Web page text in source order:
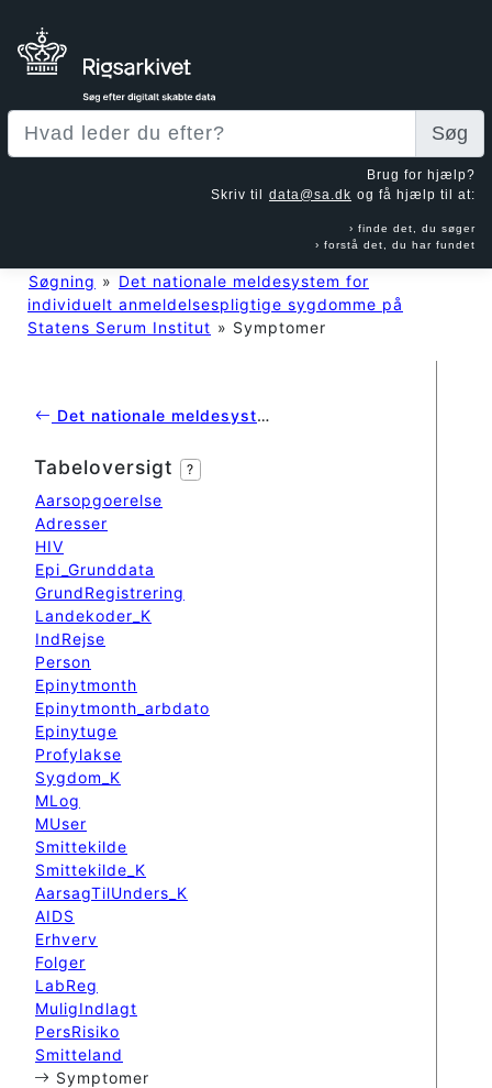
Søg
Brug for hjælp?
Skriv til data@sa.dk og få hjælp til at:
finde det, du søger
forstå det, du har fundet
Søgning » Det nationale meldesystem for
individuelt anmeldelsespligtige sygdomme på
Statens Serum Institut » Symptomer
Det nationale meldesystem for individuelt anmeldelsespligtige sygdomme på Statens Serum Institut
Tabeloversigt ?
Aarsopgoerelse
Adresser
HIV
Epi_Grunddata
GrundRegistrering
Landekoder_K
IndRejse
Person
Epinytmonth
Epinytmonth_arbdato
Epinytuge
Profylakse
Sygdom_K
MLog
MUser
Smittekilde
Smittekilde_K
AarsagTilUnders_K
AIDS
Erhverv
Folger
LabReg
MuligIndlagt
PersRisiko
Smitteland
Symptomer